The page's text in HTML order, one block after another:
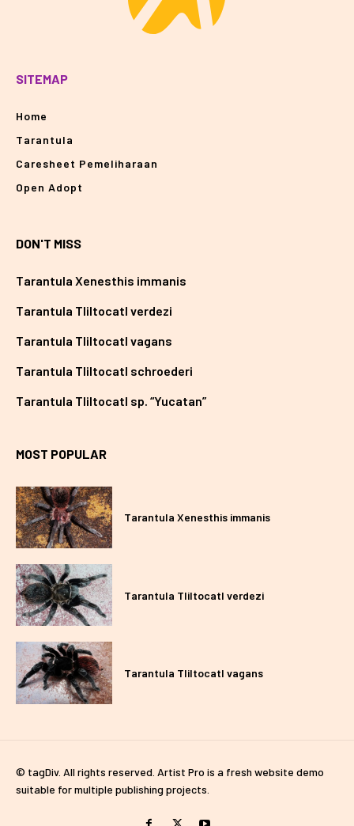
SITEMAP
Home
Tarantula
Caresheet Pemeliharaan
Open Adopt
DON'T MISS
Tarantula Xenesthis immanis
Tarantula Tliltocatl verdezi
Tarantula Tliltocatl vagans
Tarantula Tliltocatl schroederi
Tarantula Tliltocatl sp. “Yucatan”
MOST POPULAR
Tarantula Xenesthis immanis
Tarantula Tliltocatl verdezi
Tarantula Tliltocatl vagans
© tagDiv. All rights reserved. Artist Pro is a fresh website demo
suitable for multiple publishing projects.